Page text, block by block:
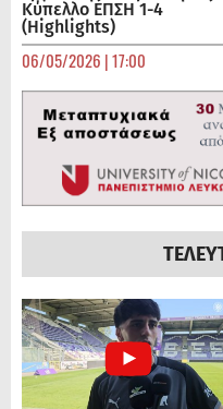
Κύπελλο ΕΠΣΗ 1-4
(Highlights)
06/05/2026 | 17:00